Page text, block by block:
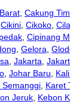
, Cakung
Cikini, Cikoko,
, Cipinang
, Gelora,
, Jakarta,
, Johar Baru,
Semanggi, Karet
Jeruk, Kebon